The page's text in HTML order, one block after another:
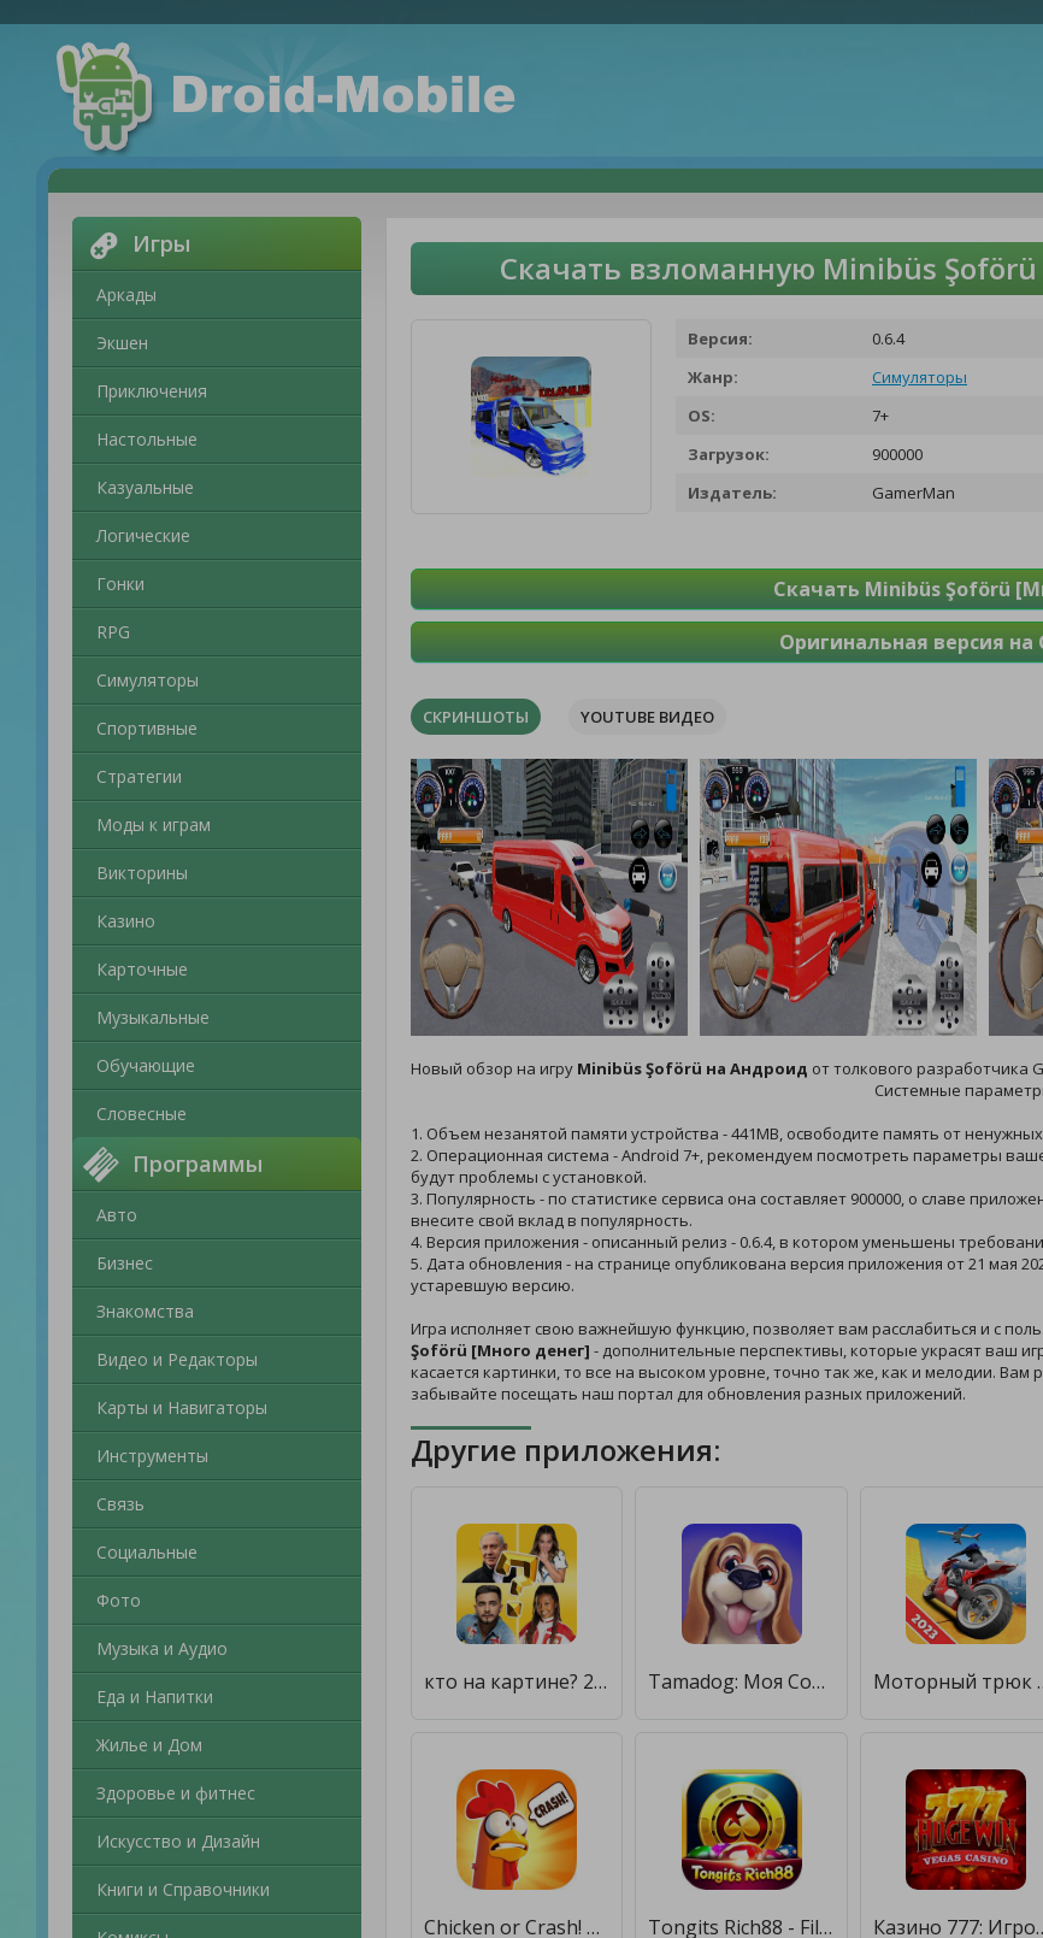
Игры
Аркады
Экшен
Приключения
Настольные
Казуальные
Логические
Гонки
RPG
Симуляторы
Спортивные
Стратегии
Моды к играм
Викторины
Казино
Карточные
Музыкальные
Обучающие
Словесные
Программы
Авто
Бизнес
Знакомства
Видео и Редакторы
Карты и Навигаторы
Инструменты
Связь
Социальные
Фото
Музыка и Аудио
Еда и Напитки
Жилье и Дом
Здоровье и фитнес
Искусство и Дизайн
Книги и Справочники
Скачать взломанную Minibüs
Версия:
0.6.4
Жанр:
Симуляторы
OS:
7+
Загрузок:
900000
Издатель:
GamerMan
Скачать Minibüs Şoförü
Оригинальная версия на
СКРИНШОТЫ YOUTUBE ВИДЕО
Новый обзор на игру Minibüs Şoförü на Андроид от толкового разработчика
Системные
1. Объем незанятой памяти устройства - 441MB, освободите память от
2. Операционная система - Android 7+, рекомендуем посмотреть параметры
будут проблемы с установкой.
3. Популярность - по статистике сервиса она составляет 900000, о славе
внесите свой вклад в популярность.
4. Версия приложения - описанный релиз - 0.6.4, в котором уменьшены
5. Дата обновления - на странице опубликована версия приложения от 21 мая
устаревшую версию.
Игра исполняет свою важнейшую функцию, позволяет вам расслабиться и с
Şoförü [Много денег] - дополнительные перспективы, которые украсят ваш
касается картинки, то все на высоком уровне, точно так же, как и мелодии.
забывайте посещать наш портал для обновления разных приложений.
Другие приложения:
кто на картине? 2021 г. [Много денег] Tamadog: Моя Собака AR Питомец [Много денег] Моторный
Chicken or Crash! Win Bitcoin. [Много денег] Tongits Rich88 - Filipino Game [Много денег] Казино 777: